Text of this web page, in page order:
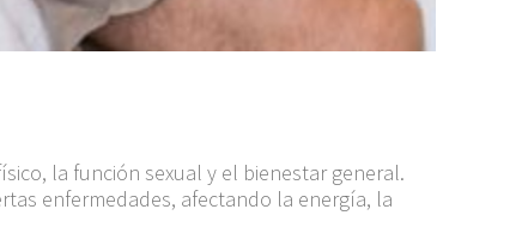
la función sexual y el bienestar general.
enfermedades, afectando la energía, la